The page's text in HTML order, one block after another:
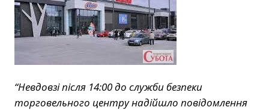
“Невдовзіпісля 14:00до служби безпеки
торговельного центрунадійшло повідомлення